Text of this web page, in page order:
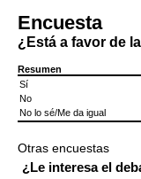
Encuesta
¿Está a favor de
Resumen
Sí
No
No lo sé/Me da igual
Otras encuestas
¿Le interesa el